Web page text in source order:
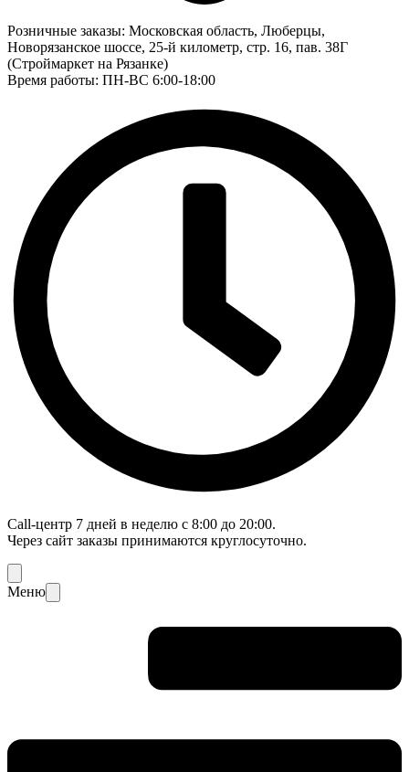
Розничные заказы: Московская область, Люберцы,
Новорязанское шоссе, 25-й километр, стр. 16, пав. 38Г
(Строймаркет на Рязанке)
Время работы: ПН-ВС 6:00-18:00
Call-центр 7 дней в неделю с 8:00 до 20:00.
Через сайт заказы принимаются круглосуточно.
Меню